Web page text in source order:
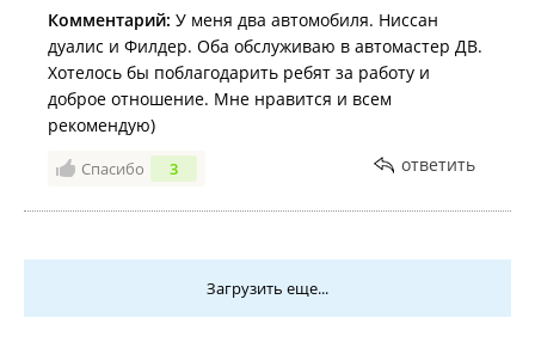
Комментарий: У меня два автомобиля. Ниссан
дуалис и Филдер. Оба обслуживаю в автомастер ДВ.
Хотелось бы поблагодарить ребят за работу и
доброе отношение. Мне нравится и всем
рекомендую)
Спасибо 3 ответить
Загрузить еще...